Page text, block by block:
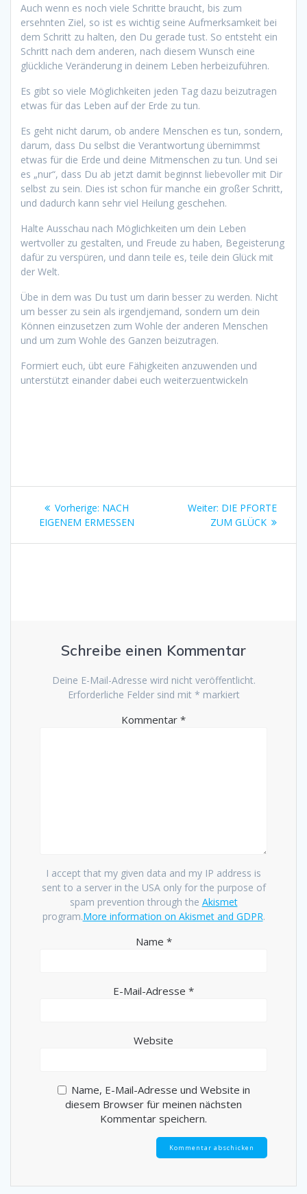
Auch wenn es noch viele Schritte braucht, bis zum
ersehnten Ziel, so ist es wichtig seine Aufmerksamkeit bei
dem Schritt zu halten, den Du gerade tust. So entsteht ein
Schritt nach dem anderen, nach diesem Wunsch eine
glückliche Veränderung in deinem Leben herbeizuführen.
Es gibt so viele Möglichkeiten jeden Tag dazu beizutragen
etwas für das Leben auf der Erde zu tun.
Es geht nicht darum, ob andere Menschen es tun, sondern,
darum, dass Du selbst die Verantwortung übernimmst
etwas für die Erde und deine Mitmenschen zu tun. Und sei
es „nur“, dass Du ab jetzt damit beginnst liebevoller mit Dir
selbst zu sein. Dies ist schon für manche ein großer Schritt,
und dadurch kann sehr viel Heilung geschehen.
Halte Ausschau nach Möglichkeiten um dein Leben
wertvoller zu gestalten, und Freude zu haben, Begeisterung
dafür zu verspüren, und dann teile es, teile dein Glück mit
der Welt.
Übe in dem was Du tust um darin besser zu werden. Nicht
um besser zu sein als irgendjemand, sondern um dein
Können einzusetzen zum Wohle der anderen Menschen
und um zum Wohle des Ganzen beizutragen.
Formiert euch, übt eure Fähigkeiten anzuwenden und
unterstützt einander dabei euch weiterzuentwickeln
Beitragsnavigation
Vorherige: Vorheriger
Beitrag:
NACH
EIGENEM ERMESSEN
Weiter: Nächster
Beitrag:
DIE PFORTE
ZUM GLÜCK
Schreibe einen Kommentar
Deine E-Mail-Adresse wird nicht veröffentlicht.
Erforderliche Felder sind mit * markiert
Kommentar *
I accept that my given data and my IP address is
sent to a server in the USA only for the purpose of
spam prevention through the Akismet
program.More information on Akismet and GDPR.
Name *
E-Mail-Adresse *
Website
Name, E-Mail-Adresse und Website in
diesem Browser für meinen nächsten
Kommentar speichern.